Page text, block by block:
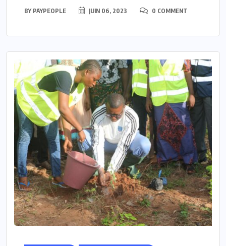
BY PAYPEOPLE JUIN 06, 2023 0 COMMENT